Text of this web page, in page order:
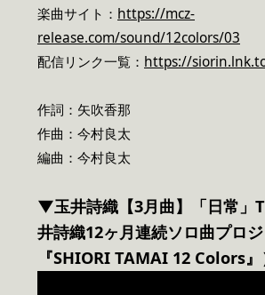
楽曲サイト： https://mcz-
release.com/sound/12colors/03
配信リンク一覧： https://
作詞：矢吹香那
作曲：今村良太
編曲：今村良太
▼玉井詩織【3月曲】「日常」
井詩織12ヶ月連続ソロ曲プロ
『SHIORI TAMAI 12 Colors』